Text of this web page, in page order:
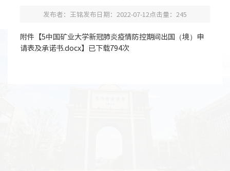
发布者：王铭发布日期：2022-07-12点击量： 245
附件【5中国矿业大学新冠肺炎疫情防控期间出国（境）申
请表及承诺书.docx】已下载794次